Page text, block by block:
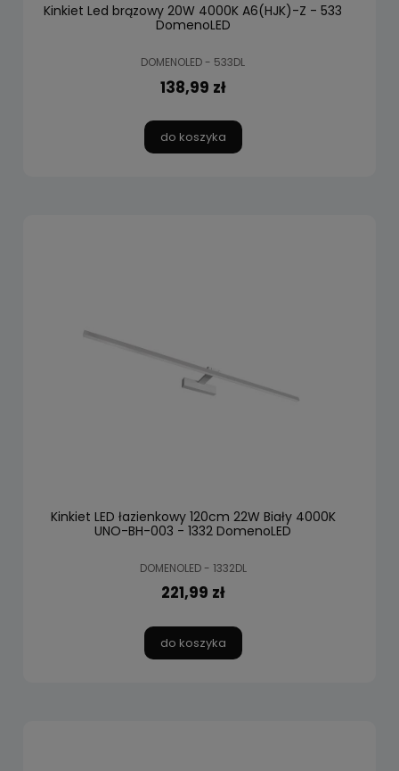
Kinkiet Led brązowy 20W 4000K A6(HJK)-Z - 533
DomenoLED
DOMENOLED - 533DL
138,99 zł
do koszyka
Kinkiet LED łazienkowy 120cm 22W Biały 4000K
UNO-BH-003 - 1332 DomenoLED
DOMENOLED - 1332DL
221,99 zł
do koszyka